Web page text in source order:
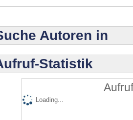
Autoren in
Statistik
Loading...